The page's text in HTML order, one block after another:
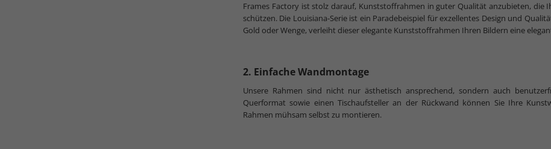
Frames Factory ist stolz darauf, Kunststoffrahmen in guter Qualität anzubieten, die
schützen. Die Louisiana-Serie ist ein Paradebeispiel für exzellentes Design und
Gold oder Wenge, verleiht dieser elegante Kunststoffrahmen Ihren Bildern eine
2. Einfache Wandmontage
Unsere Rahmen sind nicht nur ästhetisch ansprechend, sondern auch
Querformat sowie einen Tischaufsteller an der Rückwand können Sie Ihre
Rahmen mühsam selbst zu montieren.